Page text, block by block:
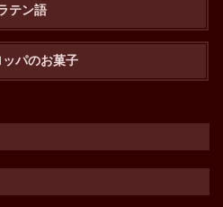
テン語
ッパのお菓子